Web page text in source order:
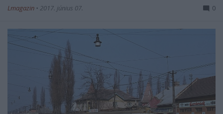
Lmagazin • 2017. június 07. 0